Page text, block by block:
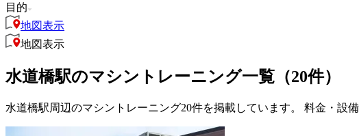
目的
地図表示
地図表示
水道橋駅のマシントレーニング一覧（20件）
水道橋駅周辺のマシントレーニング20件を掲載しています。 料金・設